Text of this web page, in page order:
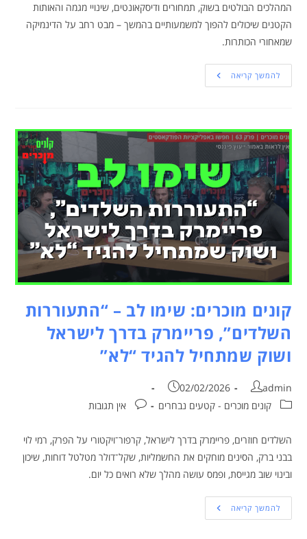
המהלכים הבולטים בשוק, תמחורים ודיסקאונטים, שינויי מגמה והאותות
הקטנים שיכולים להפוך למשמעותיים בהמשך – מבט רחב על הדינמיקה
שמאחורי הכותרות.
להמשך קריאה
קונים מוכרים: שימו לב – “התעוררות
השלדים”, פריימרק בדרך לישראל
ושוק שמתחיל להגיד “לא”
admin
02/02/2026
קונים מוכרים - קטעים נבחרים
אין תגובות
השלדים חוזרים, פריימרק בדרך לישראל, קרפור־ויקטורי על הפרק, רמי לוי
בבני ברק, הסינים מוחקים את החשמליות, שקל־דולר מטלטל דוחות, שיכון
ובינוי שוב מגייסת, ופמס עושה מהלך שלא רואים כל יום.
להמשך קריאה